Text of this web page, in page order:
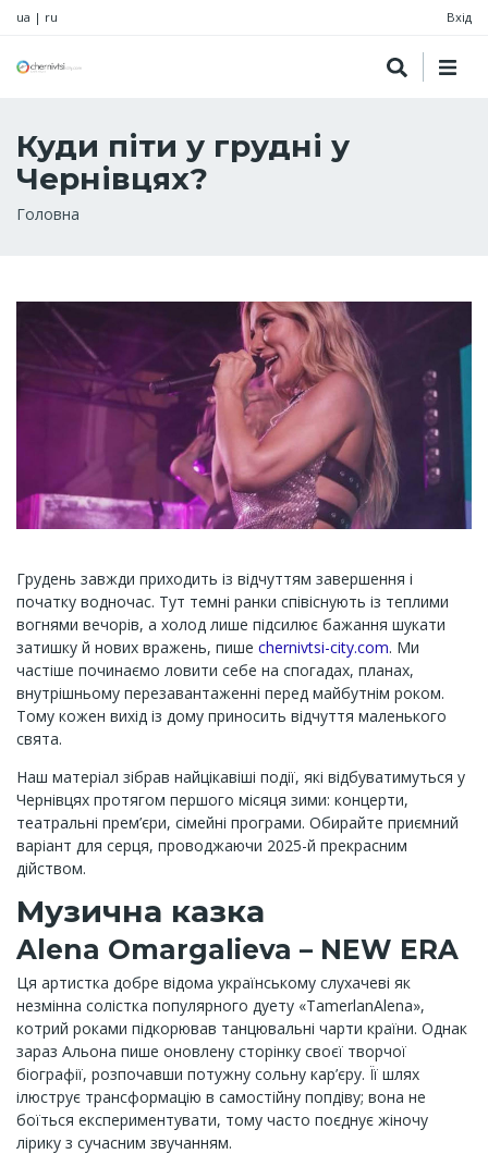
ua | ru Вхід
Куди піти у грудні у
Чернівцях?
Рядок
Головна
Грудень завжди приходить із відчуттям завершення і
початку водночас. Тут темні ранки співіснують із теплими
вогнями вечорів, а холод лише підсилює бажання шукати
затишку й нових вражень, пише chernivtsi-city.com. Ми
частіше починаємо ловити себе на спогадах, планах,
внутрішньому перезавантаженні перед майбутнім роком.
Тому кожен вихід із дому приносить відчуття маленького
свята.
Наш матеріал зібрав найцікавіші події, які відбуватимуться у
Чернівцях протягом першого місяця зими: концерти,
театральні прем’єри, сімейні програми. Обирайте приємний
варіант для серця, проводжаючи 2025-й прекрасним
дійством.
Музична казка
Alena Omargalieva – NEW ERA
Ця артистка добре відома українському слухачеві як
незмінна солістка популярного дуету «TamerlanAlena»,
котрий роками підкорював танцювальні чарти країни. Однак
зараз Альона пише оновлену сторінку своєї творчої
біографії, розпочавши потужну сольну кар’єру. Її шлях
ілюструє трансформацію в самостійну попдіву; вона не
боїться експериментувати, тому часто поєднує жіночу
лірику з сучасним звучанням.